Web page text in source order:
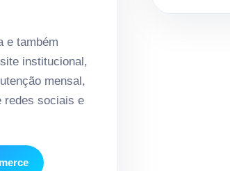
e também
institucional,
mensal,
redes sociais e